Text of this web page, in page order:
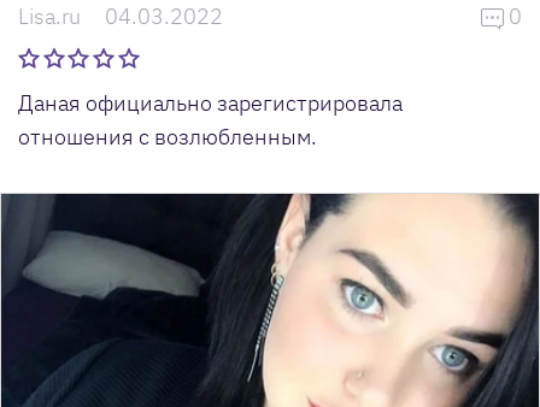
Lisa.ru 04.03.2022 0
Даная официально зарегистрировала
отношения с возлюбленным.